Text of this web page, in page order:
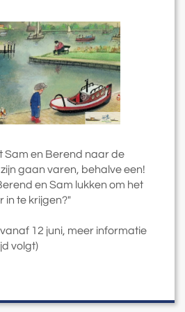
Sam en Berend naar de
gaan varen, behalve een!
en Sam lukken om het
in te krijgen?"
12 juni, meer informatie
volgt)